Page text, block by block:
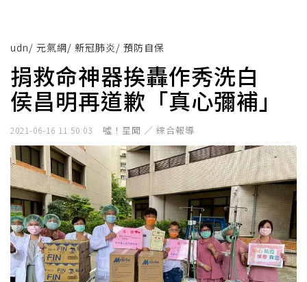
udn/ 元氣網/ 新冠肺炎 / 預防自保
捐救命神器挨轟作秀洗白
侯昌明再道歉「真心彌補」
2021-06-16 11:50:03 噓！星聞 ／ 綜合報導